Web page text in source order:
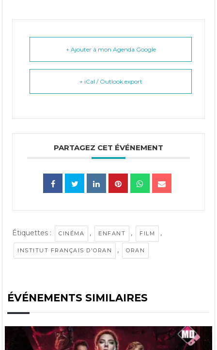
+ Ajouter à mon Agenda Google
+ iCal / Outlook export
PARTAGEZ CET ÉVÉNEMENT
Étiquettes : CINÉMA , ENFANT , FILM ,
INSTITUT FRANÇAIS D'ORAN , ORAN
ÉVÉNEMENTS SIMILAIRES